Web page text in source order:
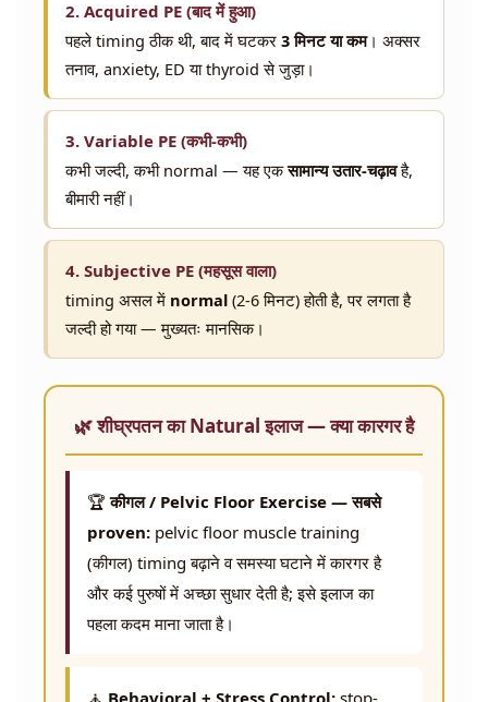
2. Acquired PE (बाद में हुआ)
पहले timing ठीक थी, बाद में घटकर 3 मिनट या कम। अक्सर
तनाव, anxiety, ED या thyroid से जुड़ा।
3. Variable PE (कभी-कभी)
कभी जल्दी, कभी normal — यह एकसामान्य उतार-चढ़ावहै,
बीमारी नहीं।
4. Subjective PE (महसूस वाला)
timing असल में normal (2-6 मिनट) होती है, पर लगता है
जल्दी हो गया — मुख्यतः मानसिक।
🌿 शीघ्रपतन का Natural इलाज — क्या कारगर है
🏆कीगल / Pelvic Floor Exercise — सबसे
proven: pelvic floor muscle training
(कीगल) timing बढ़ाने व समस्या घटाने में कारगर है
और कई पुरुषों में अच्छा सुधार देती है; इसे इलाज का
पहला कदम माना जाता है।
🧘 Behavioral + Stress Control: stop-